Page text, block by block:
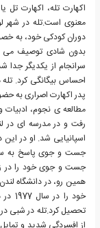
معنوی است.تله در شهر
دوران کودکی خود، به
بدون شادی توصیف می
سرانجام از یکدیگر
احساس بیگانگی کرد.
پدر اکهارت اصراری به
مطالعه ی نجوم، ادبیات و
رفت و در مدرسه ای در
اسپانیایی شد. او در
جست و جوی خود را در
همین رو، در دانشگاه
از افسردگی شدید و